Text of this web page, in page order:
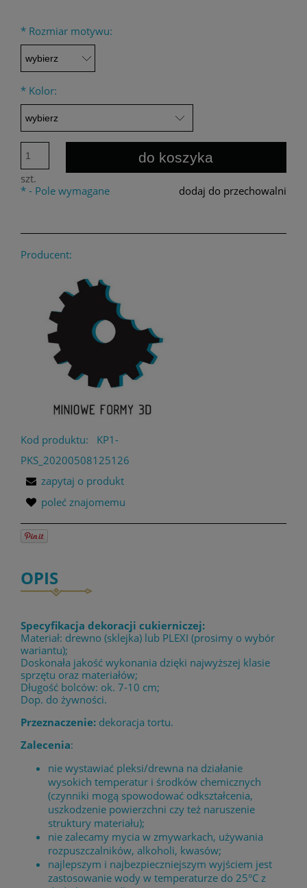
* Rozmiar motywu:
* Kolor:
szt.
do koszyka
dodaj do przechowalni
* - Pole wymagane
Producent:
Kod produktu:
KP1-
PKS_20200508125126
zapytaj o produkt
poleć znajomemu
OPIS
Specyfikacja dekoracji cukierniczej:
Materiał: drewno (sklejka) lub PLEXI (prosimy o wybór
wariantu);
Doskonała jakość wykonania dzięki najwyższej klasie
sprzętu oraz materiałów;
Długość bolców: ok. 7-10 cm;
Dop. do żywności.
Przeznaczenie: dekoracja tortu.
Zalecenia:
nie wystawiać pleksi/drewna na działanie
wysokich temperatur i środków chemicznych
(czynniki mogą spowodować odkształcenia,
uszkodzenie powierzchni czy też naruszenie
struktury materiału);
nie zalecamy mycia w zmywarkach, używania
rozpuszczalników, alkoholi, kwasów;
najlepszym i najbezpieczniejszym wyjściem jest
zastosowanie wody w temperaturze do 25°C z